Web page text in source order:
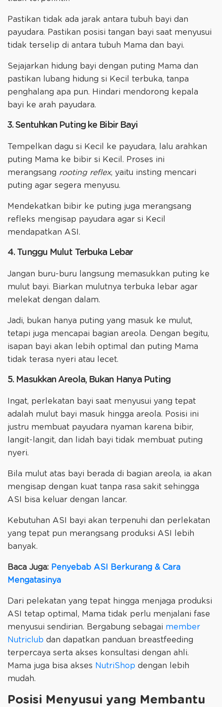
Pastikan tidak ada jarak antara tubuh bayi dan
payudara. Pastikan posisi tangan bayi saat menyusui
tidak terselip di antara tubuh Mama dan bayi.
Sejajarkan hidung bayi dengan puting Mama dan
pastikan lubang hidung si Kecil terbuka, tanpa
penghalang apa pun. Hindari mendorong kepala
bayi ke arah payudara.
3. Sentuhkan Puting ke Bibir Bayi
Tempelkan dagu si Kecil ke payudara, lalu arahkan
puting Mama ke bibir si Kecil. Proses ini
merangsang rooting reflex, yaitu insting mencari
puting agar segera menyusu.
Mendekatkan bibir ke puting juga merangsang
refleks mengisap payudara agar si Kecil
mendapatkan ASI.
4. Tunggu Mulut Terbuka Lebar
Jangan buru-buru langsung memasukkan puting ke
mulut bayi. Biarkan mulutnya terbuka lebar agar
melekat dengan dalam.
Jadi, bukan hanya puting yang masuk ke mulut,
tetapi juga mencapai bagian areola. Dengan begitu,
isapan bayi akan lebih optimal dan puting Mama
tidak terasa nyeri atau lecet.
5. Masukkan Areola, Bukan Hanya Puting
Ingat, perlekatan bayi saat menyusui yang tepat
adalah mulut bayi masuk hingga areola. Posisi ini
justru membuat payudara nyaman karena bibir,
langit-langit, dan lidah bayi tidak membuat puting
nyeri.
Bila mulut atas bayi berada di bagian areola, ia akan
mengisap dengan kuat tanpa rasa sakit sehingga
ASI bisa keluar dengan lancar.
Kebutuhan ASI bayi akan terpenuhi dan perlekatan
yang tepat pun merangsang produksi ASI lebih
banyak.
Baca Juga: Penyebab ASI Berkurang & Cara
Mengatasinya
Dari pelekatan yang tepat hingga menjaga produksi
ASI tetap optimal, Mama tidak perlu menjalani fase
menyusui sendirian. Bergabung sebagai member
Nutriclub dan dapatkan panduan breastfeeding
terpercaya serta akses konsultasi dengan ahli.
Mama juga bisa akses NutriShop dengan lebih
mudah.
Posisi Menyusui yang Membantu